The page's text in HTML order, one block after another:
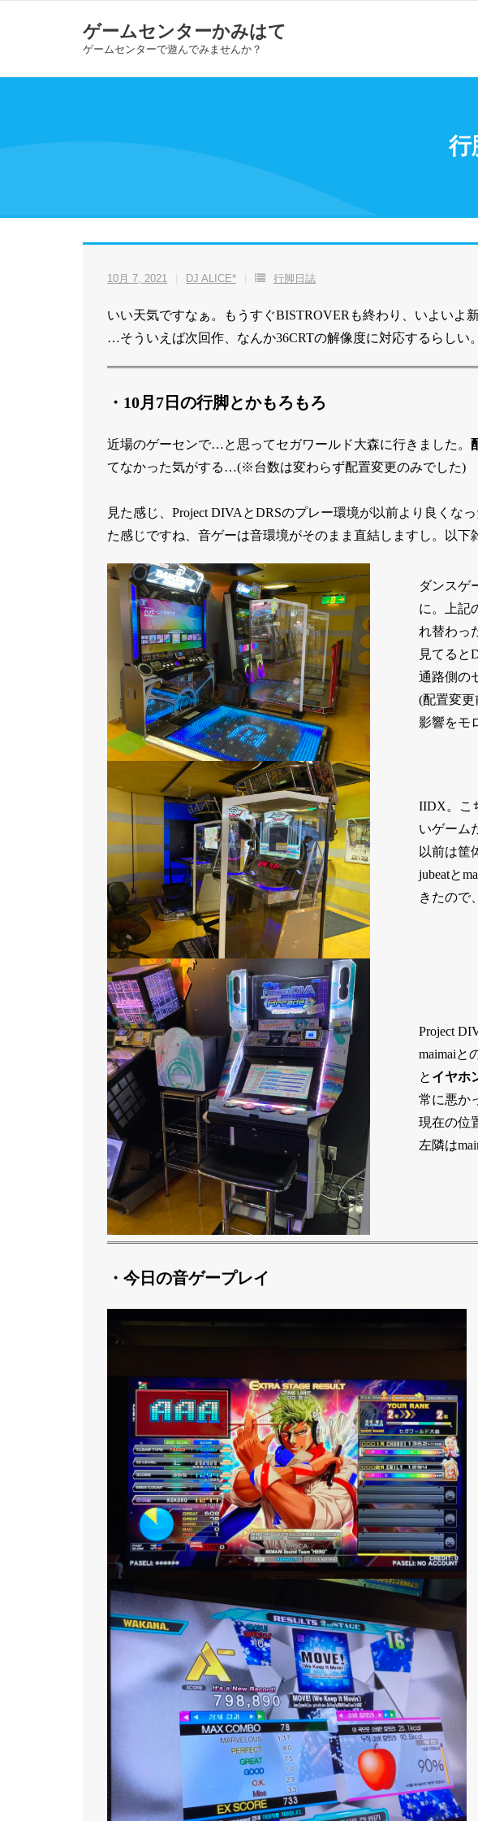
ゲームセンターかみはて
ゲームセンターで遊んでみませんか？
行
10月 7, 2021 DJ ALICE* 行脚日誌
いい天気ですなぁ。もうすぐBISTROVERも終わり、いよいよ
…そういえば次回作、なんか36CRTの解像度に対応するらしい
・10月7日の行脚とかもろもろ
近場のゲーセンで…と思ってセガワールド大森に行きました。
てなかった気がする…(※台数は変わらず配置変更のみでした)
見た感じ、Project DIVAとDRSのプレー環境が以前より良くな
た感じですね、音ゲーは音環境がそのまま直結しますし。以下
ダンスゲ
に。上記
れ替わっ
見てると
通路側の
(配置変更
影響をモ
IIDX。こ
いゲーム
以前は筐
jubeatと
きたので
Project
maimaiと
と イヤホ
常に悪か
現在の位
左隣は
・今日の音ゲープレイ